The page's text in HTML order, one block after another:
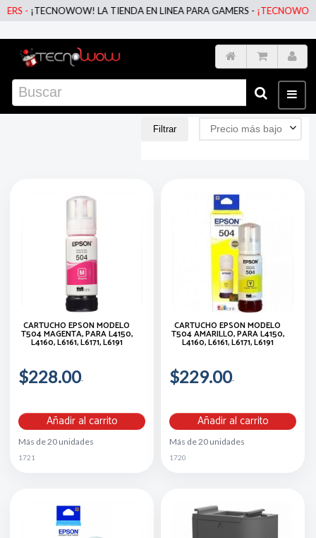
LA TIENDA EN LINEA PARA GAMERS -¡TECNOWOW! LA TIENDA EN
Filtrar Precio más bajo
CARTUCHO EPSON MODELO
T504 MAGENTA, PARA L4150,
L4160, L6161, L6171, L6191
$228.00
Añadir al carrito
Más de 20 unidades
1721
CARTUCHO EPSON MODELO
T504 AMARILLO, PARA L4150,
L4160, L6161, L6171, L6191
$229.00
Añadir al carrito
Más de 20 unidades
1720